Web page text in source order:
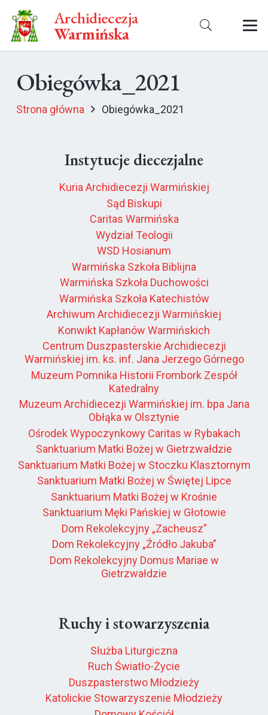
Archidiecezja
Warmińska
Obiegówka_2021
Strona główna Obiegówka_2021
Instytucje diecezjalne
Kuria Archidiecezji Warmińskiej
Sąd Biskupi
Caritas Warmińska
Wydział Teologii
WSD Hosianum
Warmińska Szkoła Biblijna
Warmińska Szkoła Duchowości
Warmińska Szkoła Katechistów
Archiwum Archidiecezji Warmińskiej
Konwikt Kapłanów Warmińskich
Centrum Duszpasterskie Archidiecezji
Warmińskiej im. ks. inf. Jana Jerzego Górnego
Muzeum Pomnika Historii Frombork Zespół
Katedralny
Muzeum Archidiecezji Warmińskiej im. bpa Jana
Obłąka w Olsztynie
Ośrodek Wypoczynkowy Caritas w Rybakach
Sanktuarium Matki Bożej w Gietrzwałdzie
Sanktuarium Matki Bożej w Stoczku Klasztornym
Sanktuarium Matki Bożej w Świętej Lipce
Sanktuarium Matki Bożej w Krośnie
Sanktuarium Męki Pańskiej w Głotowie
Dom Rekolekcyjny „Zacheusz”
Dom Rekolekcyjny „Źródło Jakuba”
Dom Rekolekcyjny Domus Mariae w
Gietrzwałdzie
Ruchy i stowarzyszenia
Służba Liturgiczna
Ruch Światło-Życie
Duszpasterstwo Młodzieży
Katolickie Stowarzyszenie Młodzieży